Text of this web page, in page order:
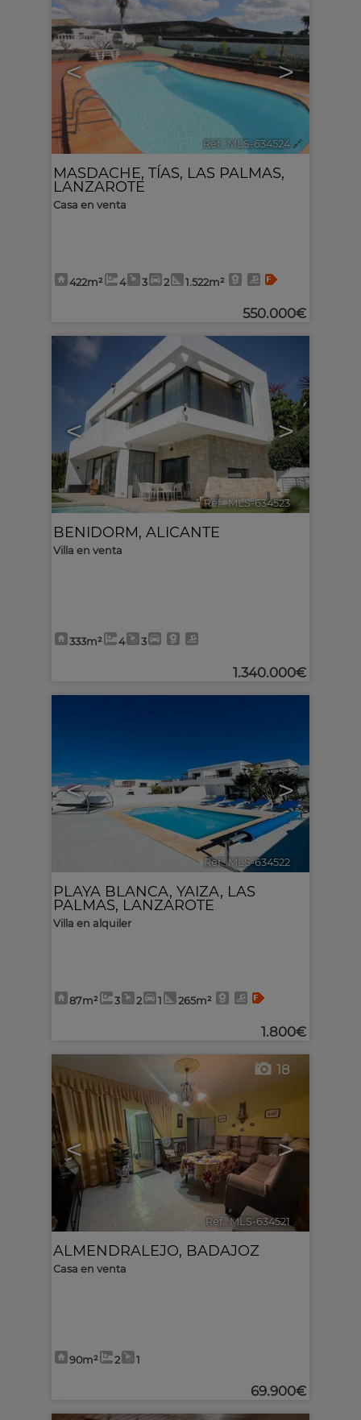
< >
Ref.. MLS-634524 🔗
MASDACHE, TÍAS, LAS PALMAS,
LANZAROTE
Casa en venta
422m² 4 3 2 1.522m²
550.000€
< >
Ref.. MLS-634523 🔗
BENIDORM, ALICANTE
Villa en venta
333m² 4 3
1.340.000€
< >
Ref.. MLS-634522 🔗
PLAYA BLANCA, YAIZA, LAS
PALMAS, LANZAROTE
Villa en alquiler
87m² 3 2 1 265m²
1.800€
< >
18
Ref.. MLS-634521 🔗
ALMENDRALEJO, BADAJOZ
Casa en venta
90m² 2 1
69.900€